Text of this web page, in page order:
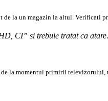
de la un magazin la altul. Verificati
, CI” si trebuie tratat ca atare.
la momentul primirii televizorului,